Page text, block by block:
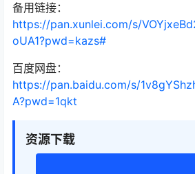
备用链接：
https://pan.xunlei.com/s/
oUA1?pwd=kazs#
百度网盘：
https://pan.baidu.com/s/
A?pwd=1qkt
资源下载